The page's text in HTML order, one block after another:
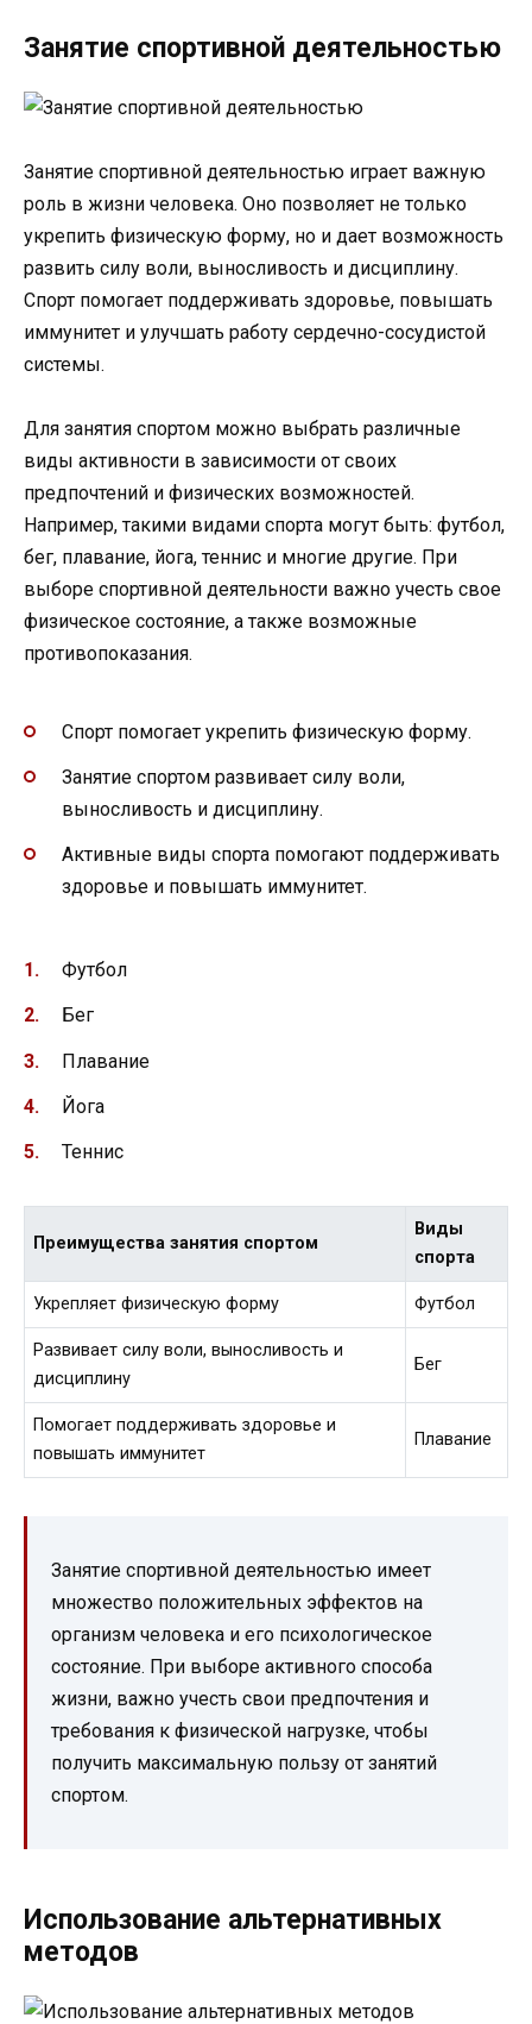
Занятие спортивной деятельностью
Занятие спортивной деятельностью играет важную
роль в жизни человека. Оно позволяет не только
укрепить физическую форму, но и дает возможность
развить силу воли, выносливость и дисциплину.
Спорт помогает поддерживать здоровье, повышать
иммунитет и улучшать работу сердечно-сосудистой
системы.
Для занятия спортом можно выбрать различные
виды активности в зависимости от своих
предпочтений и физических возможностей.
Например, такими видами спорта могут быть: футбол,
бег, плавание, йога, теннис и многие другие. При
выборе спортивной деятельности важно учесть свое
физическое состояние, а также возможные
противопоказания.
Спорт помогает укрепить физическую форму.
Занятие спортом развивает силу воли,
выносливость и дисциплину.
Активные виды спорта помогают поддерживать
здоровье и повышать иммунитет.
Футбол
Бег
Плавание
Йога
Теннис
Преимущества занятия спортом
Виды
спорта
Укрепляет физическую форму Футбол
Развивает силу воли, выносливость и
дисциплину
Бег
Помогает поддерживать здоровье и
повышать иммунитет
Плавание
Занятие спортивной деятельностью имеет
множество положительных эффектов на
организм человека и его психологическое
состояние. При выборе активного способа
жизни, важно учесть свои предпочтения и
требования к физической нагрузке, чтобы
получить максимальную пользу от занятий
спортом.
Использование альтернативных
методов